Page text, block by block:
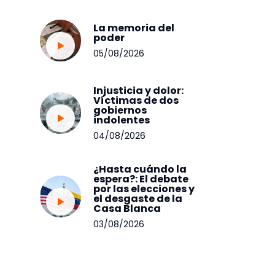
La memoria del
poder
05/08/2026
Injusticia y dolor:
Víctimas de dos
gobiernos
indolentes
04/08/2026
¿Hasta cuándo la
espera?: El debate
por las elecciones y
el desgaste de la
Casa Blanca
03/08/2026